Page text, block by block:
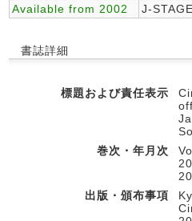
Available from 2002
J-
書誌詳細
標題および責任表示
巻次・年月次
出版・頒布事項